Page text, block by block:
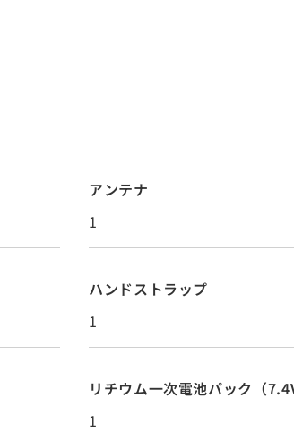
アンテナ
1
ハンドストラップ
1
リチウム一次電池パック（
1